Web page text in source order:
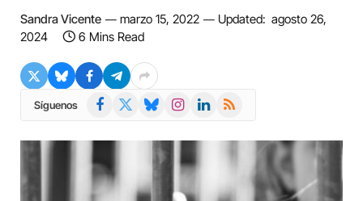
Sandra Vicente marzo 15, 2022 Updated: agosto 26,
2024
6 Mins Read
Síguenos Facebook BlueskyInstagramLinkedIn
RSS